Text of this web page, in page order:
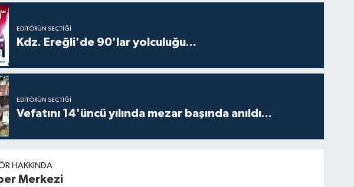
EDITÖRÜN SEÇTIĞI
Kdz. Ereğli'de 90'lar yolculuğu...
EDITÖRÜN SEÇTIĞI
Vefatını 14'üncü yılında mezar başında anıldı...
HAKKINDA
Merkezi